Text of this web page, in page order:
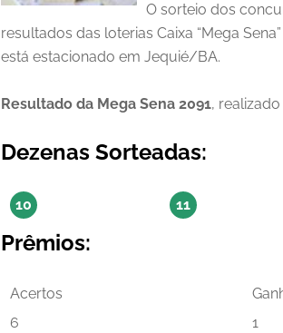
O sorteio dos
resultados das loterias Caixa “Mega
está estacionado em Jequié/BA.
Resultado da Mega Sena 2091,
Dezenas Sorteadas:
10 11
Prêmios:
Acertos
6
1